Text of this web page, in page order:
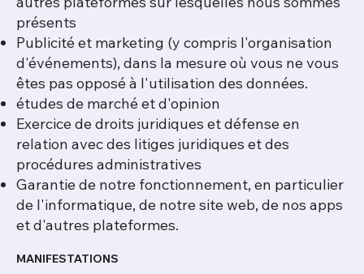
présents
Publicité et marketing (y compris l'organisation
d'événements), dans la mesure où vous ne vous
êtes pas opposé à l'utilisation des données.
études de marché et d'opinion
Exercice de droits juridiques et défense en
relation avec des litiges juridiques et des
procédures administratives
Garantie de notre fonctionnement, en particulier
de l'informatique, de notre site web, de nos apps
et d'autres plateformes.
MANIFESTATIONS